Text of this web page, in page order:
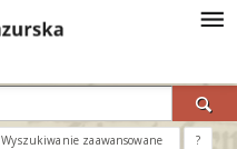
Wyszukiwanie zaawansowane ?